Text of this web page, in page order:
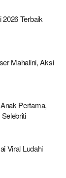
Terbaik
Mahalini, Aksi
Pertama,
Viral Ludahi